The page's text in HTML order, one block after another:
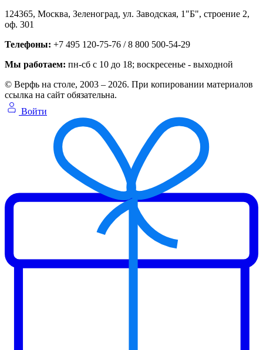
124365, Москва, Зеленоград, ул. Заводская, 1"Б", строение 2,
оф. 301
Телефоны: +7 495 120-75-76 / 8 800 500-54-29
Мы работаем: пн-сб с 10 до 18; воскресенье - выходной
© Верфь на столе, 2003 – 2026. При копировании материалов
ссылка на сайт обязательна.
Войти